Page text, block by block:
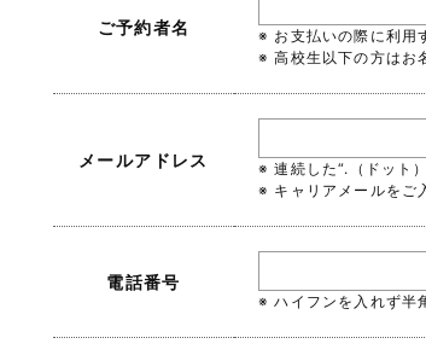
ご予約者名
※ お支払いの際に利用
※ 高校生以下の方はお
メールアドレス
※ 連続した“.（ドット
※ キャリアメールをご
電話番号
※ ハイフンを入れず半